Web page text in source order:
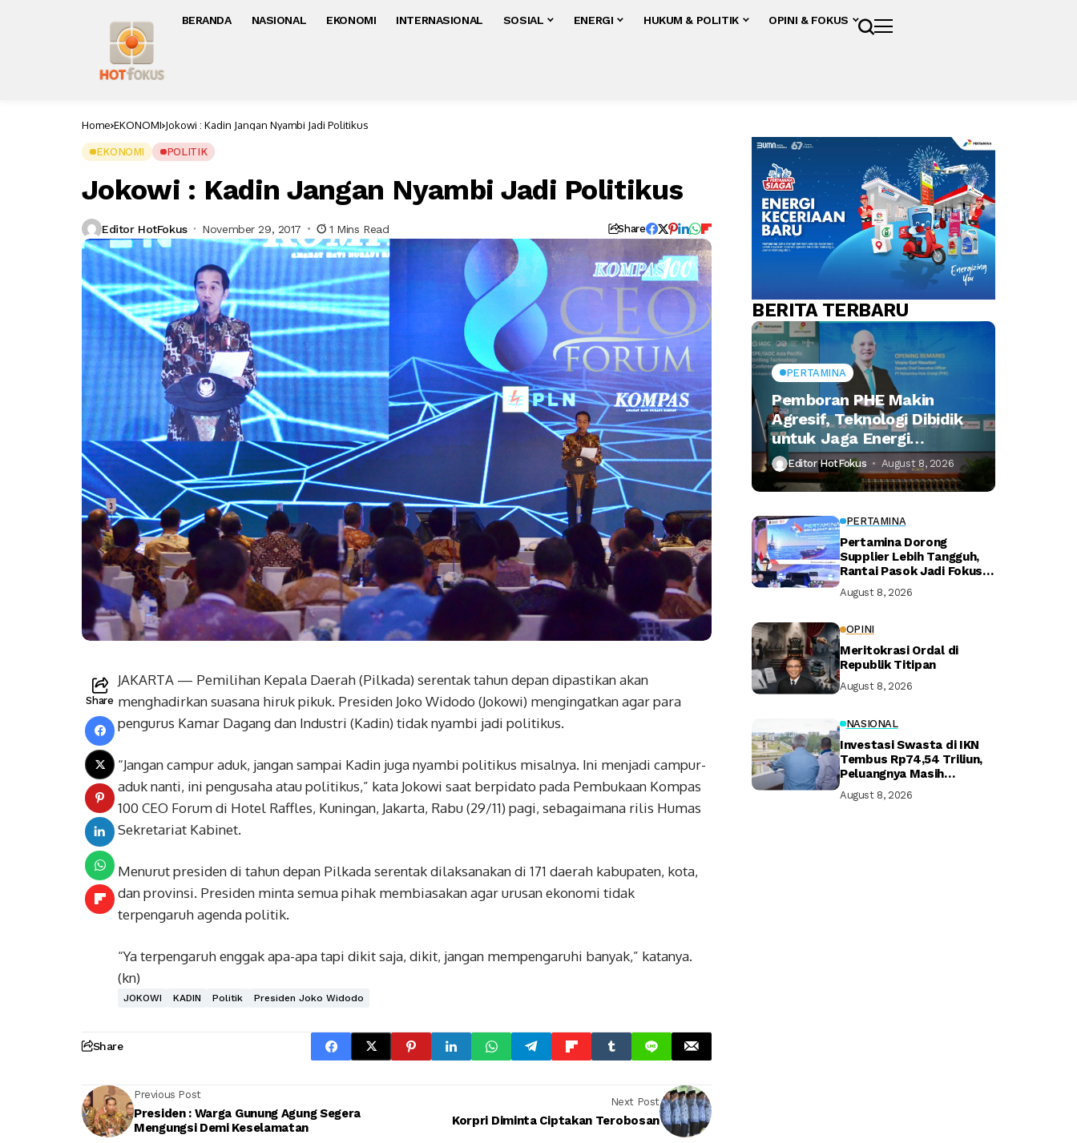
BERANDA NASIONAL EKONOMI INTERNASIONAL SOSIAL ENERGI HUKUM & POLITIK OPINI & FOKUS
Home EKONOMI Jokowi : Kadin Jangan Nyambi Jadi Politikus
EKONOMI POLITIK
Jokowi : Kadin Jangan Nyambi Jadi Politikus
Editor HotFokus November 29, 2017 1 Mins Read Share
Share
JAKARTA — Pemilihan Kepala Daerah (Pilkada) serentak tahun depan dipastikan akan
menghadirkan suasana hiruk pikuk. Presiden Joko Widodo (Jokowi) mengingatkan agar para
pengurus Kamar Dagang dan Industri (Kadin) tidak nyambi jadi politikus.
“Jangan campur aduk, jangan sampai Kadin juga nyambi politikus misalnya. Ini menjadi campur-
aduk nanti, ini pengusaha atau politikus,” kata Jokowi saat berpidato pada Pembukaan Kompas
100 CEO Forum di Hotel Raffles, Kuningan, Jakarta, Rabu (29/11) pagi, sebagaimana rilis Humas
Sekretariat Kabinet.
Menurut presiden di tahun depan Pilkada serentak dilaksanakan di 171 daerah kabupaten, kota,
dan provinsi. Presiden minta semua pihak membiasakan agar urusan ekonomi tidak
terpengaruh agenda politik.
“Ya terpengaruh enggak apa-apa tapi dikit saja, dikit, jangan mempengaruhi banyak,” katanya.
(kn)
JOKOWI KADIN Politik Presiden Joko Widodo
Share
Previous Post
Presiden : Warga Gunung Agung Segera
Mengungsi Demi Keselamatan
Next Post
Korpri Diminta Ciptakan Terobosan
BERITA TERBARU
PERTAMINA
Pemboran PHE Makin
Agresif, Teknologi Dibidik
untuk Jaga Energi
Nasional
Editor HotFokus August 8, 2026
PERTAMINA
Pertamina Dorong
Supplier Lebih Tangguh,
Rantai Pasok Jadi Fokus
August 8, 2026
OPINI
Meritokrasi Ordal di
Republik Titipan
August 8, 2026
NASIONAL
Investasi Swasta di IKN
Tembus Rp74,54 Triliun,
Peluangnya Masih
August 8, 2026